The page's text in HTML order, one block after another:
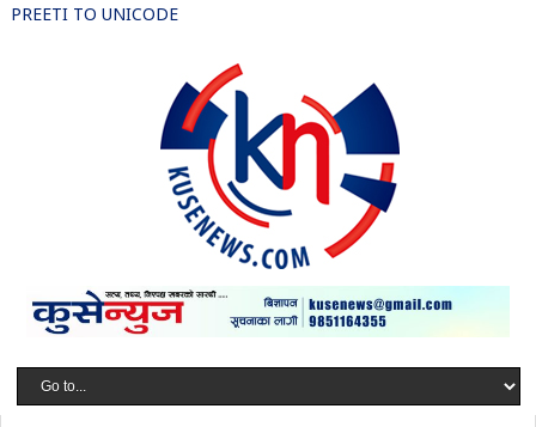
PREETI TO UNICODE